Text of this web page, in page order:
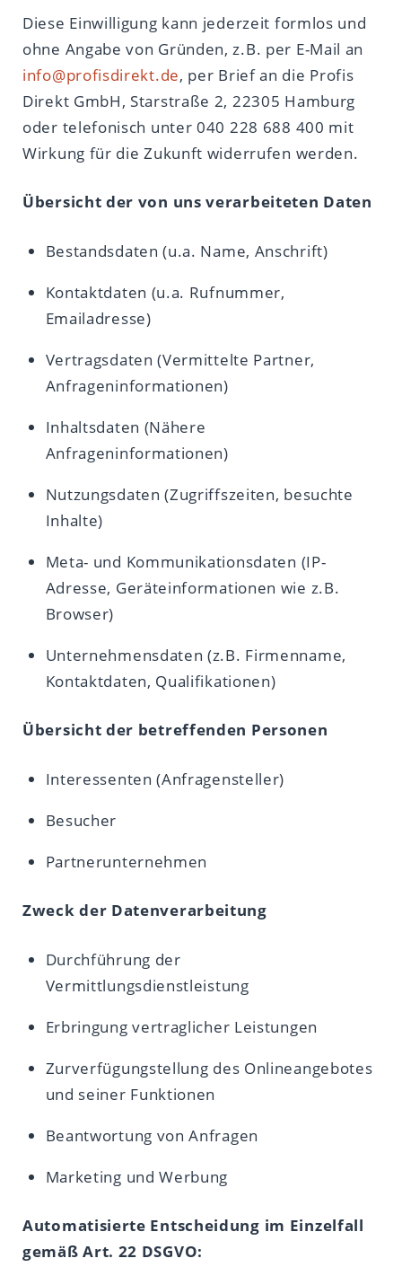
Diese Einwilligung kann jederzeit formlos und
ohne Angabe von Gründen, z.B. per E-Mail an
info@profisdirekt.de, per Brief an die Profis
Direkt GmbH, Starstraße 2, 22305 Hamburg
oder telefonisch unter 040 228 688 400 mit
Wirkung für die Zukunft widerrufen werden.
Übersicht der von uns verarbeiteten Daten
Bestandsdaten (u.a. Name, Anschrift)
Kontaktdaten (u.a. Rufnummer,
Emailadresse)
Vertragsdaten (Vermittelte Partner,
Anfrageninformationen)
Inhaltsdaten (Nähere
Anfrageninformationen)
Nutzungsdaten (Zugriffszeiten, besuchte
Inhalte)
Meta- und Kommunikationsdaten (IP-
Adresse, Geräteinformationen wie z.B.
Browser)
Unternehmensdaten (z.B. Firmenname,
Kontaktdaten, Qualifikationen)
Übersicht der betreffenden Personen
Interessenten (Anfragensteller)
Besucher
Partnerunternehmen
Zweck der Datenverarbeitung
Durchführung der
Vermittlungsdienstleistung
Erbringung vertraglicher Leistungen
Zurverfügungstellung des Onlineangebotes
und seiner Funktionen
Beantwortung von Anfragen
Marketing und Werbung
Automatisierte Entscheidung im Einzelfall
gemäß Art. 22 DSGVO: